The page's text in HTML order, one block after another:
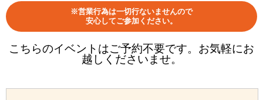
※営業行為は一切行ないませんので
安心してご参加ください。
こちらのイベントはご予約不要です。お気軽にお
越しくださいませ。